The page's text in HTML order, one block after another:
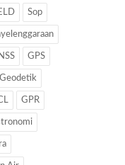
Sop
GPS
Geodetik
GPR